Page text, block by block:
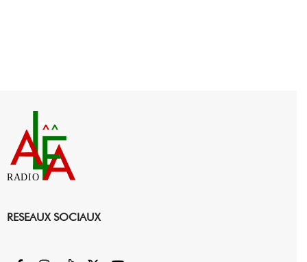
RADIO
RESEAUX SOCIAUX